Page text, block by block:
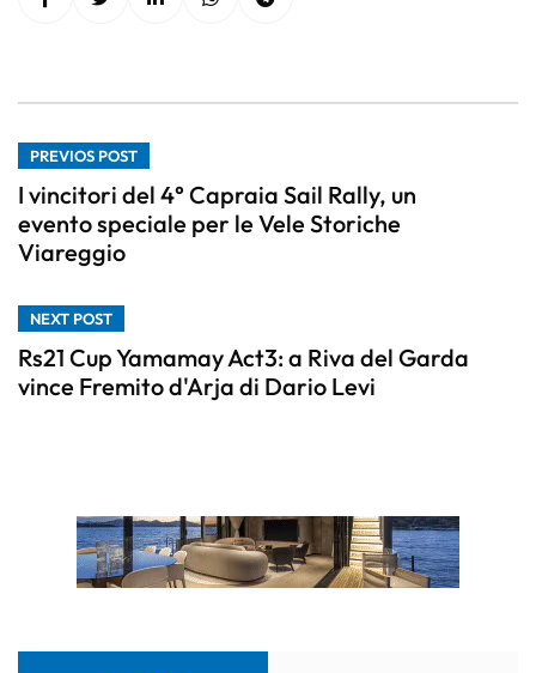
PREVIOS POST
I vincitori del 4° Capraia Sail Rally, un
evento speciale per le Vele Storiche
Viareggio
NEXT POST
Rs21 Cup Yamamay Act3: a Riva del Garda
vince Fremito d'Arja di Dario Levi